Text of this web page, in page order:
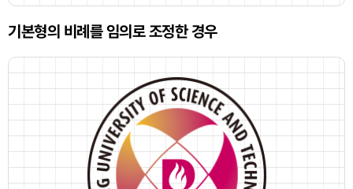
기본형의 비례를 임의로 조정한 경우